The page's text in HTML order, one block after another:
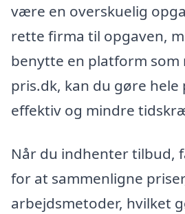
være en overskuelig
rette firma til opgaven,
benytte en platform som
pris.dk, kan du gøre hele
effektiv og mindre
Når du indhenter tilbud,
for at sammenligne
arbejdsmetoder, hvilket